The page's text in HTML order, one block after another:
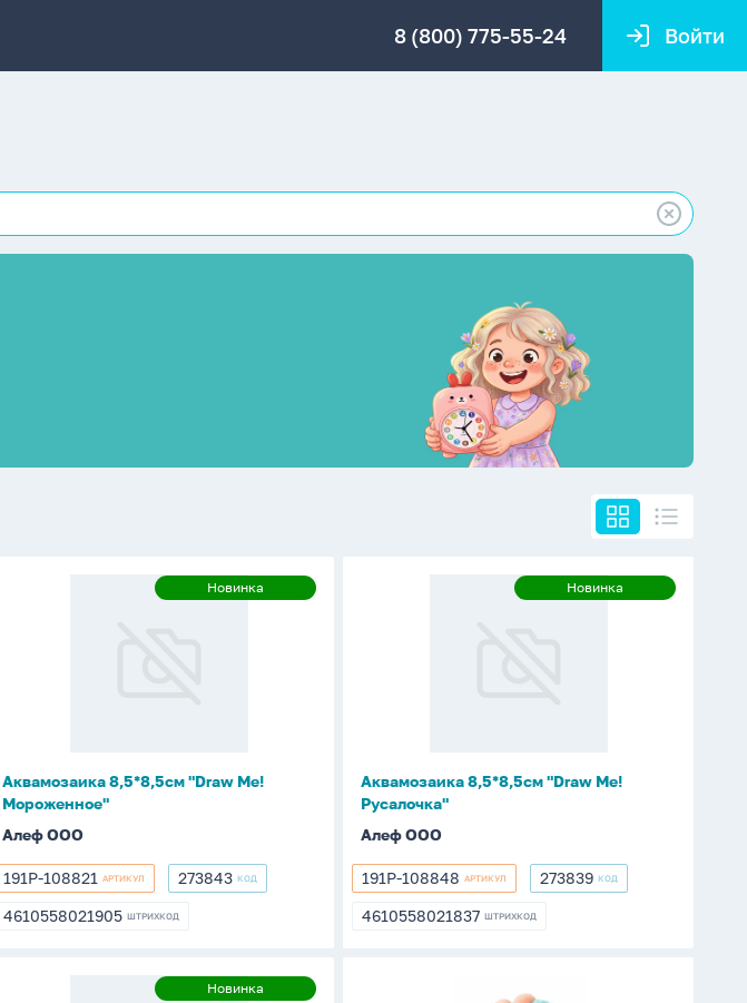
8 (800) 775-55-24 Войти
Новинка
Новинка
Аквамозаика 8,5*8,5см "Draw Me!
Мороженное"
Алеф ООО
191P-
108821
191P-108821 АРТИКУЛ 273843
273843 КОД
4610558021905
4610558021905 ШТРИХКОД
Новинка
Новинка
Аквамозаика 8,5*8,5см "Draw Me!
Русалочка"
Алеф ООО
191P-
108848
191P-108848 АРТИКУЛ 273839
273839 КОД
4610558021837
4610558021837 ШТРИХКОД
Новинка
Новинка